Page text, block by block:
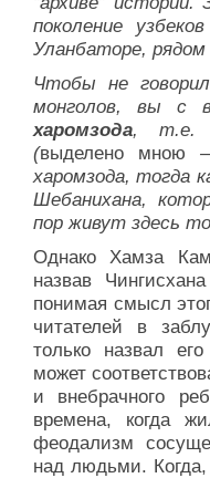
поколение
Уланбаторе, рядом
Чтобы не
монголов, вы с
харомзода, т.е.
(выделено мною
харомзода, тогда
Шебанихана,
пор живут здесь
Однако Хамза
назвав Чингисхана
понимая смысл
читателей в
только назвал
может
и внебрачного
времена, когда
феодализм
над людьми.